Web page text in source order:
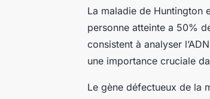
La maladie de Huntington
personne atteinte a 50%
consistent à analyser
une importance cruciale
Le gène défectueux de la